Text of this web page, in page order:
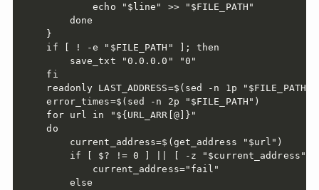
        echo "$line" >> "$FILE_PATH"
    done
}
if [ ! -e "$FILE_PATH" ]; then
    save_txt "0.0.0.0" "0"
fi
readonly LAST_ADDRESS=$(sed -n 1p "$FILE_PATH")
error_times=$(sed -n 2p "$FILE_PATH")
for url in "${URL_ARR[@]}"
do
    current_address=$(get_address "$url")
if [ $? != 0 ] || [ -z "$current_address"
        current_address="fail"
    else